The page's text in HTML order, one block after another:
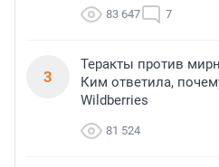
83 647 7
3
Теракты против
Ким ответила,
Wildberries
81 524